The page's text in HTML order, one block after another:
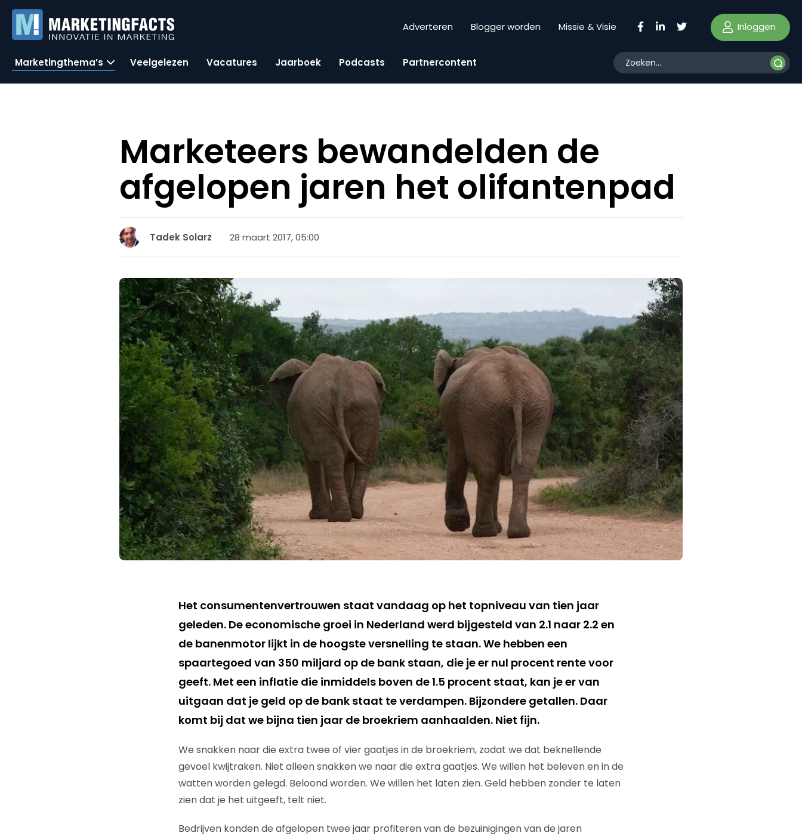
Adverteren Blogger worden Missie & Visie Inloggen
Marketingthema’s Veelgelezen Vacatures Jaarboek Podcasts Partnercontent
Marketeers bewandelden de
afgelopen jaren het olifantenpad
Tadek Solarz 28 maart 2017, 05:00
Het consumentenvertrouwen staat vandaag op het topniveau van tien jaar
geleden. De economische groei in Nederland werd bijgesteld van 2.1 naar 2.2 en
de banenmotor lijkt in de hoogste versnelling te staan. We hebben een
spaartegoed van 350 miljard op de bank staan, die je er nul procent rente voor
geeft. Met een inflatie die inmiddels boven de 1.5 procent staat, kan je er van
uitgaan dat je geld op de bank staat te verdampen. Bijzondere getallen. Daar
komt bij dat we bijna tien jaar de broekriem aanhaalden. Niet fijn.
We snakken naar die extra twee of vier gaatjes in de broekriem, zodat we dat beknellende
gevoel kwijtraken. Niet alleen snakken we naar die extra gaatjes. We willen het beleven en in de
watten worden gelegd. Beloond worden. We willen het laten zien. Geld hebben zonder te laten
zien dat je het uitgeeft, telt niet.
Bedrijven konden de afgelopen twee jaar profiteren van de bezuinigingen van de jaren